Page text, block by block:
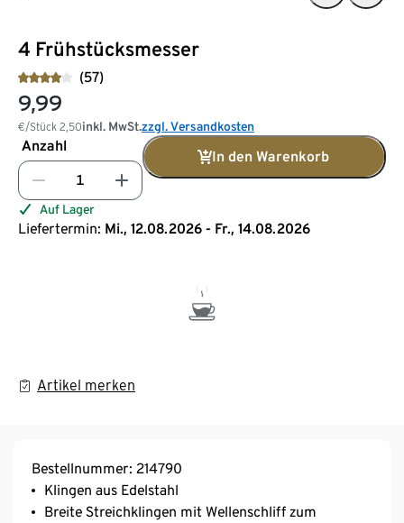
4 Frühstücksmesser
(57)
9,99
€/Stück 2,50inkl. MwSt.zzgl. Versandkosten
Anzahl
In den Warenkorb
Auf Lager
Liefertermin: Mi., 12.08.2026 - Fr., 14.08.2026
Artikel merken
Bestellnummer: 214790
Klingen aus Edelstahl
Breite Streichklingen mit Wellenschliff zum